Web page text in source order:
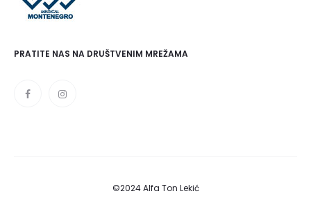
PRATITE NAS NA DRUŠTVENIM MREŽAMA
©2024 Alfa Ton Lekić